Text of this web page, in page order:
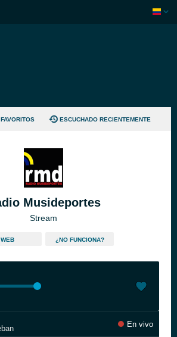
FAVORITOS ESCUCHADO RECIENTEMENTE
Musideportes
Stream
WEB ¿NO FUNCIONA?
En vivo